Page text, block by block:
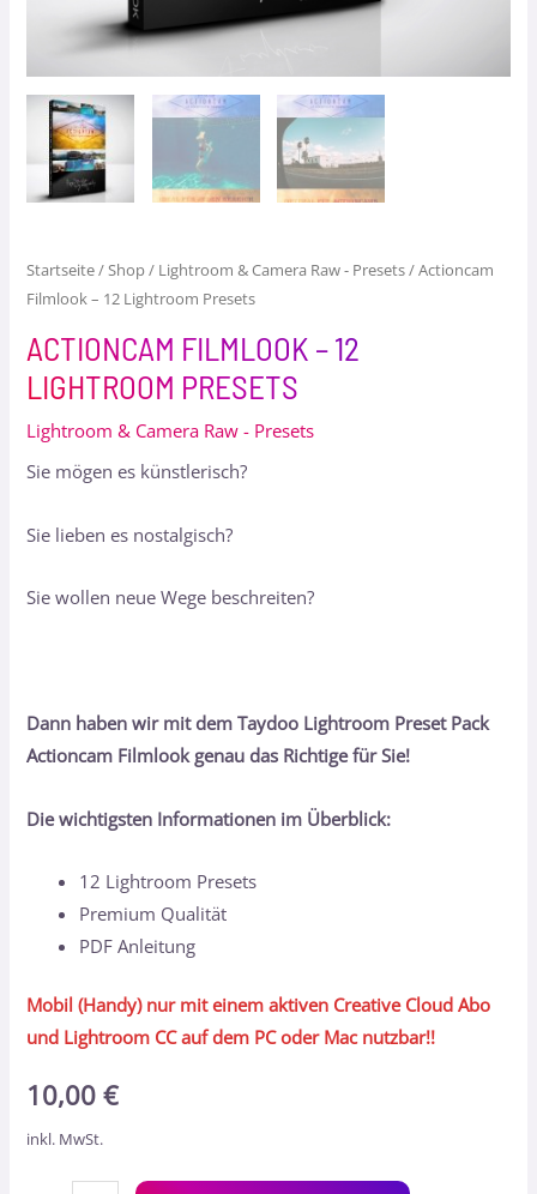
Startseite/ Shop/ Lightroom & Camera Raw - Presets/ Actioncam
Filmlook – 12 Lightroom Presets
ACTIONCAM FILMLOOK – 12
LIGHTROOM PRESETS
Lightroom & Camera Raw - Presets
Sie mögen es künstlerisch?
Sie lieben es nostalgisch?
Sie wollen neue Wege beschreiten?
Dann haben wir mit dem Taydoo Lightroom Preset Pack
Actioncam Filmlook genau das Richtige für Sie!
Die wichtigsten Informationen im Überblick:
12 Lightroom Presets
Premium Qualität
PDF Anleitung
Mobil (Handy) nur mit einem aktiven Creative Cloud Abo
und Lightroom CC auf dem PC oder Mac nutzbar!!
10,00€
inkl. MwSt.